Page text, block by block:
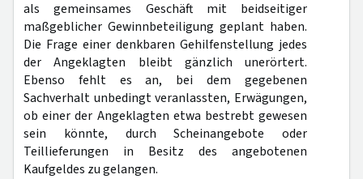
als gemeinsames Geschäft mit beidseitiger
maßgeblicher Gewinnbeteiligung geplant haben.
Die Frage einer denkbaren Gehilfenstellung jedes
der Angeklagten bleibt gänzlich unerörtert.
Ebenso fehlt es an, bei dem gegebenen
Sachverhalt unbedingt veranlassten, Erwägungen,
ob einer der Angeklagten etwa bestrebt gewesen
sein könnte, durch Scheinangebote oder
Teillieferungen in Besitz des angebotenen
Kaufgeldes zu gelangen.